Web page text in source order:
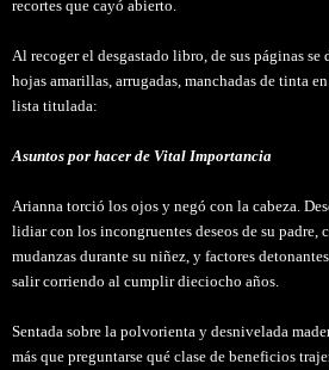
recortes que cayó abierto.
Al recoger el desgastado libro, de sus páginas
hojas amarillas, arrugadas, manchadas de tinta
lista titulada:
Asuntos por hacer de Vital Importancia
Arianna torció los ojos y negó con la cabeza.
lidiar con los incongruentes deseos de su padre,
mudanzas durante su niñez, y factores
salir corriendo al cumplir dieciocho años.
Sentada sobre la polvorienta y desnivelada
más que preguntarse qué clase de beneficios